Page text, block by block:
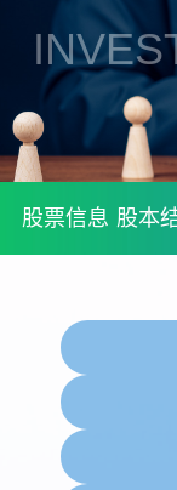
股票信息 股本